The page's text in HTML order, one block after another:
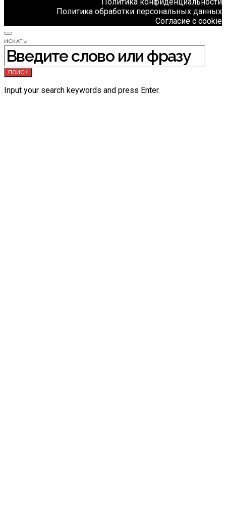
Политика обработки персональных данных
Согласие с cookie
ИСКАТЬ:
ПОИСК
Input your search keywords and press Enter.